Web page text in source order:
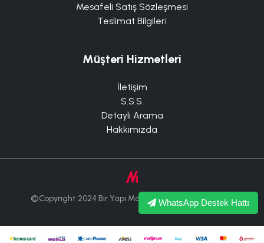
Mesafeli Satış Sözleşmesi
Teslimat Bilgileri
Müşteri Hizmetleri
İletişim
S.S.S.
Detaylı Arama
Hakkımızda
©Copyright 2024 Bir Yapı Market Tüm Hakları Saklıdır.
WhatsApp Destek Hattı